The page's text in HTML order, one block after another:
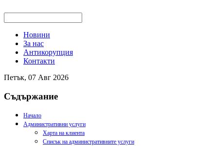
Новини
За нас
Антикорупция
Контакти
Петък, 07 Авг 2026
Съдържание
Начало
Административни услуги
Харта на клиента
Списък на административните услуги